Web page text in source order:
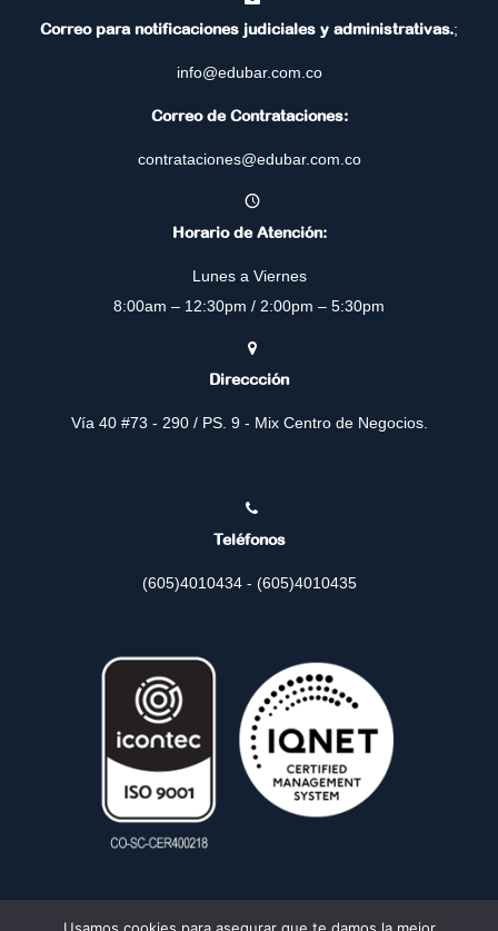
Correo para notificaciones judiciales y administrativas.;
info@edubar.com.co
Correo de Contrataciones:
contrataciones@edubar.com.co
Horario de Atención:
Lunes a Viernes
8:00am – 12:30pm / 2:00pm – 5:30pm
Direccción
Vía 40 #73 - 290 / PS. 9 - Mix Centro de Negocios.
Teléfonos
(605)4010434 - (605)4010435